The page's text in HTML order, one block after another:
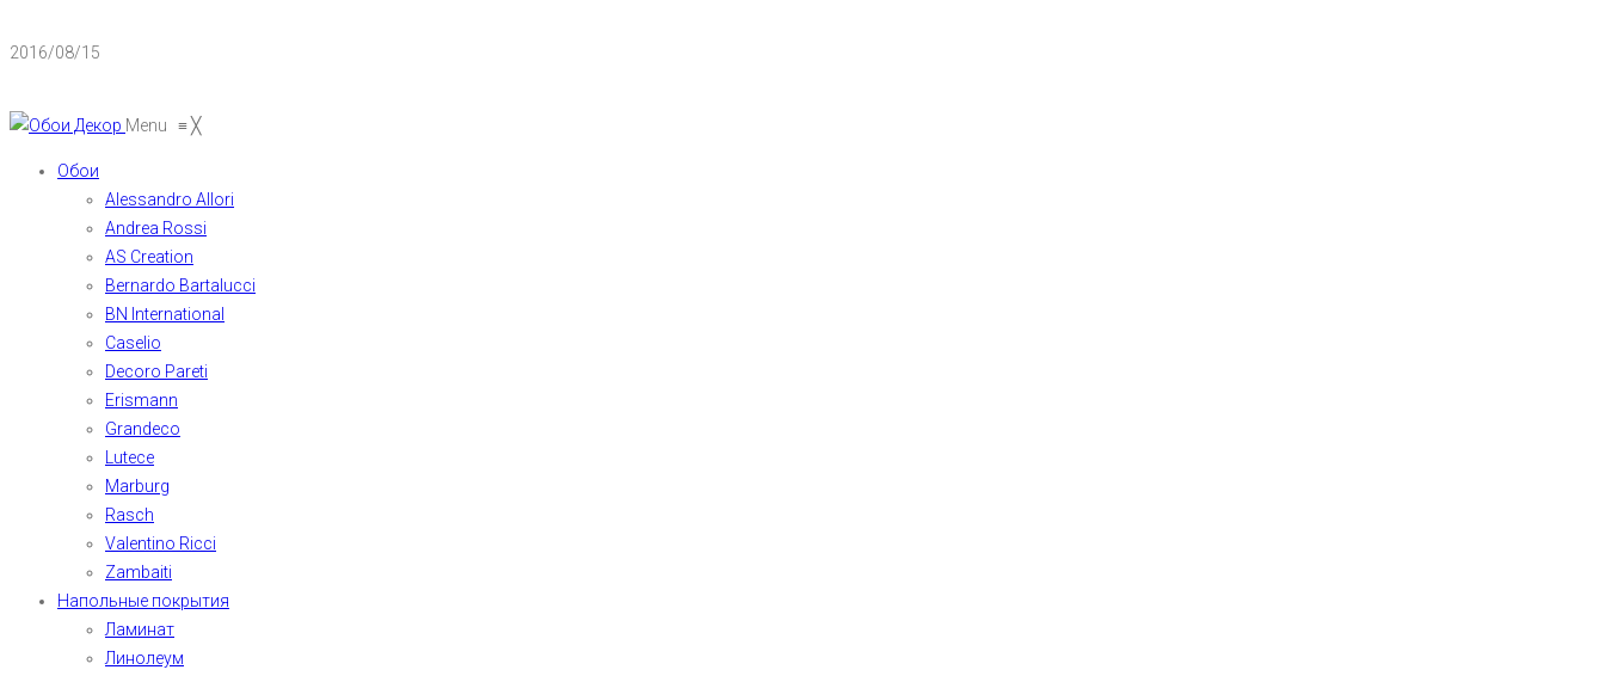
2016/08/15
Menu ≡╳
Обои
Alessandro Allori
Andrea Rossi
AS Creation
Bernardo Bartalucci
BN International
Caselio
Decoro Pareti
Erismann
Grandeco
Lutece
Marburg
Rasch
Valentino Ricci
Zambaiti
Напольные покрытия
Ламинат
Линолеум